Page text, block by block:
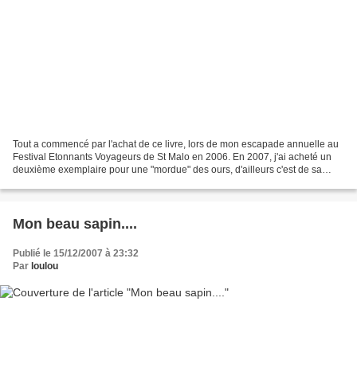
Tout a commencé par l'achat de ce livre, lors de mon escapade annuelle au
Festival Etonnants Voyageurs de St Malo en 2006. En 2007, j'ai acheté un
deuxième exemplaire pour une "mordue" des ours, d'ailleurs c'est de sa
Mon beau sapin....
Publié le 15/12/2007 à 23:32
Par loulou